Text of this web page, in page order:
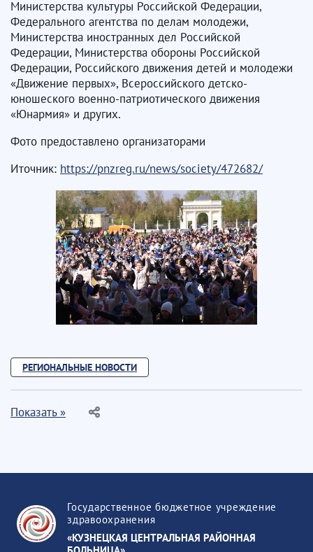
Министерства культуры Российской Федерации,
Федерального агентства по делам молодежи,
Министерства иностранных дел Российской
Федерации, Министерства обороны Российской
Федерации, Российского движения детей и молодежи
«Движение первых», Всероссийского детско-
юношеского военно-патриотического движения
«Юнармия» и других.
Фото предоставлено организаторами
Иточник: https://pnzreg.ru/news/society/472682/
РЕГИОНАЛЬНЫЕ НОВОСТИ
Показать »
Государственное бюджетное учреждение
здравоохранения
«КУЗНЕЦКАЯ ЦЕНТРАЛЬНАЯ РАЙОННАЯ